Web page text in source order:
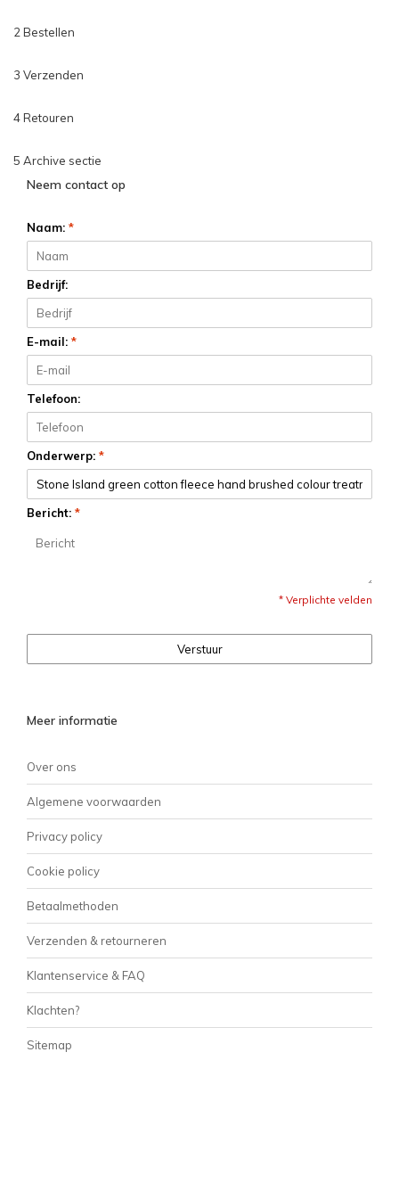
2 Bestellen
3 Verzenden
4 Retouren
5 Archive sectie
Neem contact op
Naam: *
Bedrijf:
E-mail: *
Telefoon:
Onderwerp: *
Bericht: *
* Verplichte velden
Verstuur
Meer informatie
Over ons
Algemene voorwaarden
Privacy policy
Cookie policy
Betaalmethoden
Verzenden & retourneren
Klantenservice & FAQ
Klachten?
Sitemap